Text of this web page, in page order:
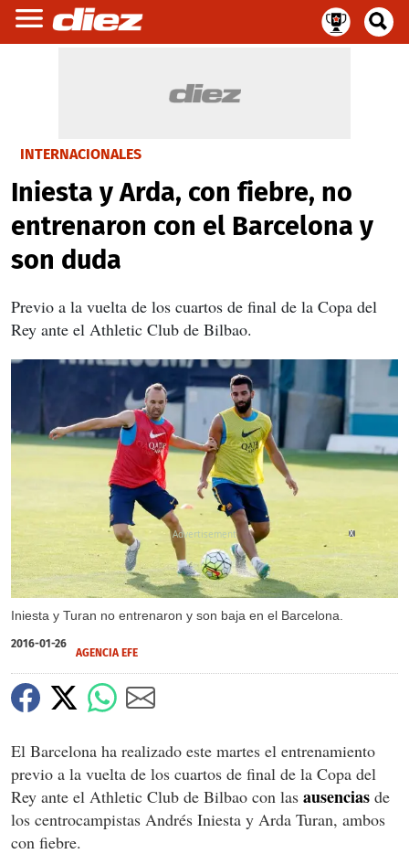
INTERNACIONALES
Iniesta y Arda, con fiebre, no
entrenaron con el Barcelona y
son duda
Previo a la vuelta de los cuartos de final de la Copa del
Rey ante el Athletic Club de Bilbao.
Iniesta y Turan no entrenaron y son baja en el Barcelona.
X
2016-01-26
AGENCIA EFE
El Barcelona ha realizado este martes el entrenamiento
previo a la vuelta de los cuartos de final de la Copa del
Rey ante el Athletic Club de Bilbao con las ausencias de
los centrocampistas Andrés Iniesta y Arda Turan, ambos
con fiebre.